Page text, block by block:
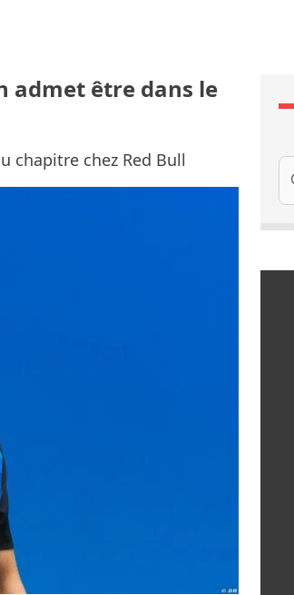
admet être dans le
chapitre chez Red Bull